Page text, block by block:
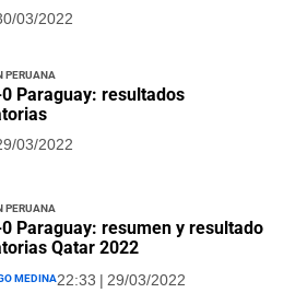
03/2022
Peruana
Paraguay: resultados
03/2022
Peruana
Paraguay: resumen y resultado
Qatar 2022
Medina22:33 | 29/03/2022